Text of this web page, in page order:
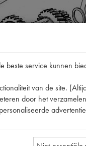
service kunnen
van de site.
door het